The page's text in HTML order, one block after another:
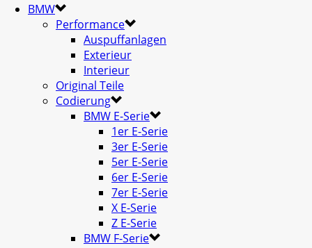
BMW
Performance
Auspuffanlagen
Exterieur
Interieur
Original Teile
Codierung
BMW E-Serie
1er E-Serie
3er E-Serie
5er E-Serie
6er E-Serie
7er E-Serie
X E-Serie
Z E-Serie
BMW F-Serie